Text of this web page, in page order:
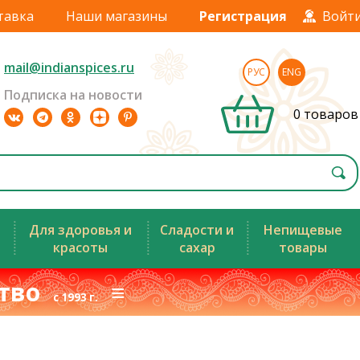
Наши магазины Регистрация
mail@indianspices.ru
Подписка на новости
РУС ENG
0 товаров
Для здоровья и
красоты
Сладости и
сахар
Непищевые
товары
с 1993 г.≡